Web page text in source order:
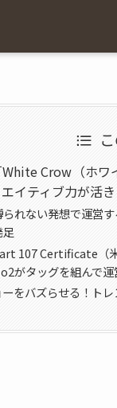
Crow（ホ
イティブ力が活
れない発想で運営
107 Certificate（
がタッグを組んで運
をバズらせる！ト